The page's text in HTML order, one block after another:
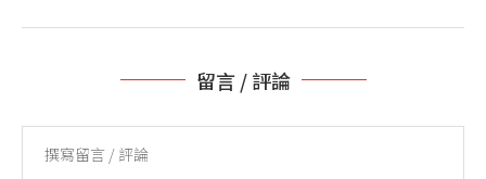
留言 / 評論